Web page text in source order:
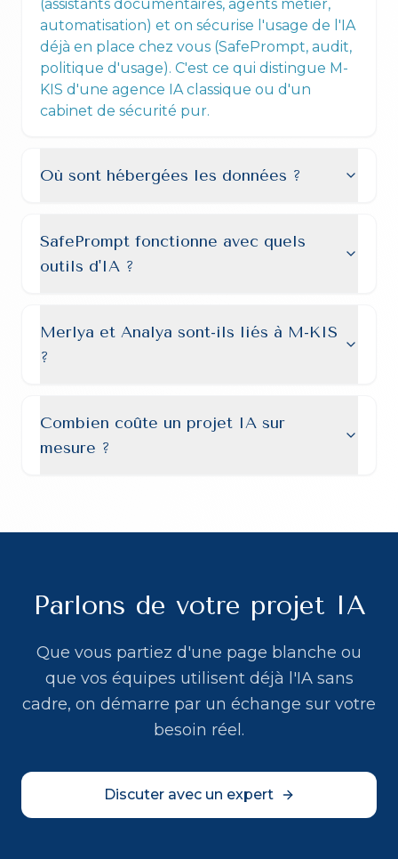
(assistants documentaires, agents métier,
automatisation) et on sécurise l'usage de l'IA
déjà en place chez vous (SafePrompt, audit,
politique d'usage). C'est ce qui distingue M-
KIS d'une agence IA classique ou d'un
cabinet de sécurité pur.
Où sont hébergées les données ?
SafePrompt fonctionne avec quels
outils d'IA ?
Merlya et Analya sont-ils liés à M-KIS
?
Combien coûte un projet IA sur
mesure ?
Parlons de votre projet IA
Que vous partiez d'une page blanche ou
que vos équipes utilisent déjà l'IA sans
cadre, on démarre par un échange sur votre
besoin réel.
Discuter avec un expert